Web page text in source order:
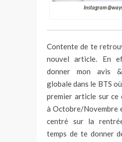
Instagram
Contente de te
nouvel article. En
donner mon avis
globale dans le BTS
premier article sur ce
à Octobre/Novembre
centré sur la
temps de te donner